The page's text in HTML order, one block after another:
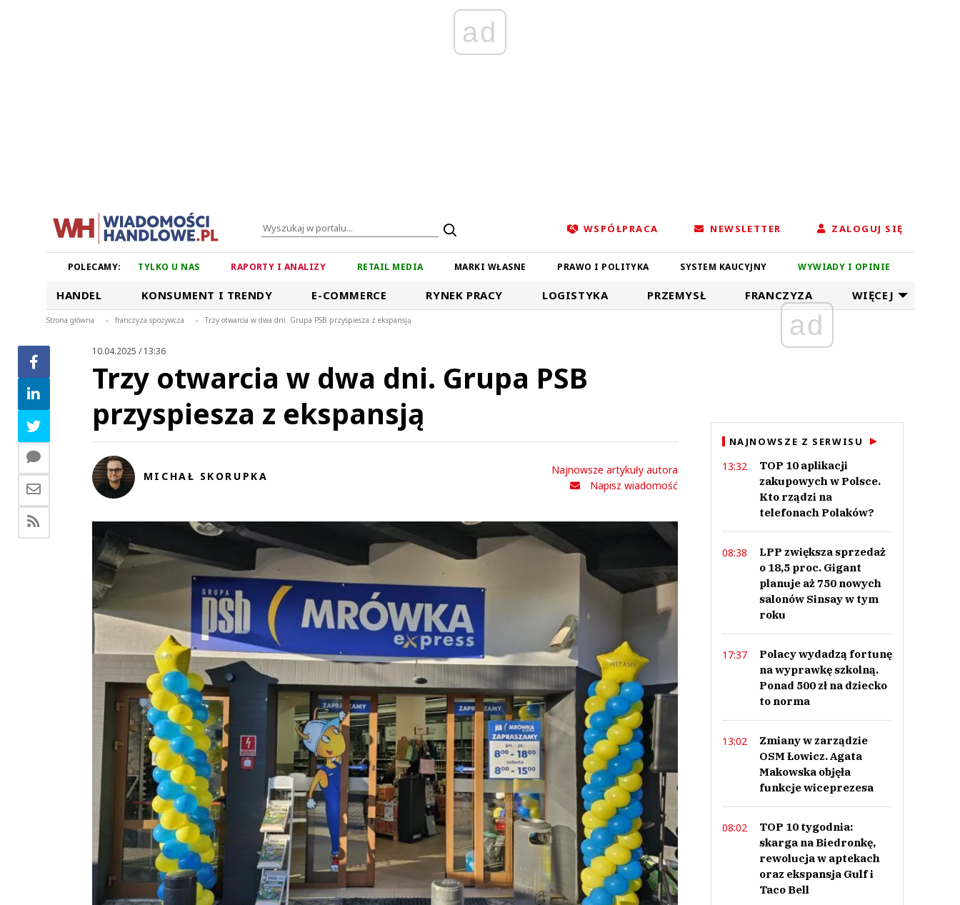
ad
WSPÓŁPRACA NEWSLETTER ZALOGUJ SIĘ
POLECAMY: TYLKO U NAS RAPORTY I ANALIZY RETAIL MEDIA MARKI WŁASNE PRAWO I POLITYKA SYSTEM KAUCYJNY WYWIADY I OPINIE
HANDEL KONSUMENT I TRENDY E-COMMERCE RYNEK PRACY LOGISTYKA PRZEMYSŁ FRANCZYZA WIĘCEJ
Strona główna > franczyza spożywcza > Trzy otwarcia w dwa dni. Grupa PSB przyspiesza z ekspansją
10.04.2025 / 13:36
Trzy otwarcia w dwa dni. Grupa PSB
przyspiesza z ekspansją
MICHAŁ SKORUPKA
Najnowsze artykuły autora
Napisz wiadomość
ad
NAJNOWSZE Z SERWISU
13:32
TOP 10 aplikacji
zakupowych w Polsce.
Kto rządzi na
telefonach Polaków?
08:38
LPP zwiększa sprzedaż
o 18,5 proc. Gigant
planuje aż 750 nowych
salonów Sinsay w tym
roku
17:37
Polacy wydadzą fortunę
na wyprawkę szkolną.
Ponad 500 zł na dziecko
to norma
13:02
Zmiany w zarządzie
OSM Łowicz. Agata
Makowska objęła
funkcje wiceprezesa
08:02
TOP 10 tygodnia:
skarga na Biedronkę,
rewolucja w aptekach
oraz ekspansja Gulf i
Taco Bell